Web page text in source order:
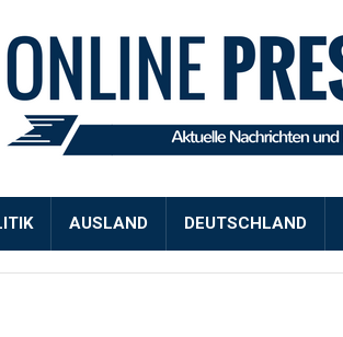
AUSLAND DEUTSCHLAND